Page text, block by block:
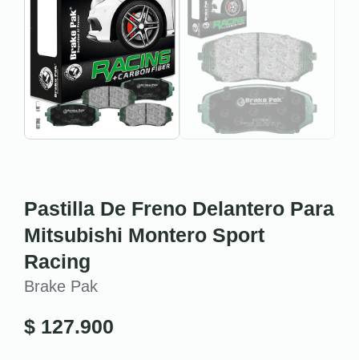
Pastilla De Freno Delantero Para
Mitsubishi Montero Sport
Racing
Brake Pak
$ 127.900